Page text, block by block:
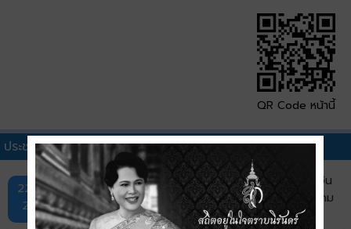
QR Code หน้านี้
ประชาสัมพันธ์เทศบาลอื่นๆ
22 ก.ค.
2569
ประกาศเทศบาลเมืองบ้านเป็ด เรื่อง รายชื่อผู้มีสิทธิรับเงิน
อุดหนุนเพื่อการเลี้ยงดูเด็กแรกเกิด ประจำเดือนกรกฎาคม
พ.ศ. 2569 รอบที่ 1